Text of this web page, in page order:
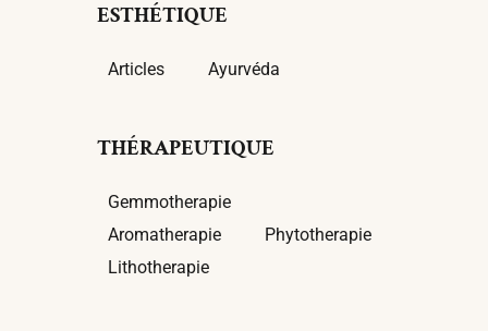
ESTHÉTIQUE
Articles Ayurvéda
THÉRAPEUTIQUE
Gemmotherapie
Aromatherapie
Phytotherapie
Lithotherapie